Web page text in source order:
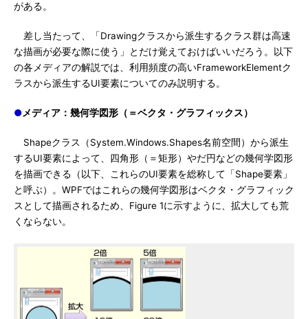
がある。
差し当たって、「Drawingクラスから派生するクラス群は高速
な描画が必要な際に使う」とだけ覚えておけばいいだろう。以下
の各メディアの解説では、利用頻度の高いFrameworkElementク
ラスから派生するUI要素についてのみ説明する。
●メディア：幾何学図形（＝ベクタ・グラフィックス）
Shapeクラス（System.Windows.Shapes名前空間）から派生
するUI要素によって、四角形（＝矩形）やだ円などの幾何学図形
を描画できる（以下、これらのUI要素を総称して「Shape要素」
と呼ぶ）。WPFではこれらの幾何学図形はベクタ・グラフィック
スとして描画されるため、Figure 1に示すように、拡大しても荒
くならない。